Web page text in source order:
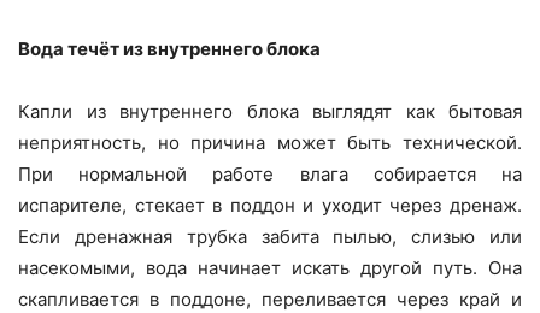
Вода течёт из внутреннего блока
Капли из внутреннего блока выглядят как бытовая
неприятность, но причина может быть технической.
При нормальной работе влага собирается на
испарителе, стекает в поддон и уходит через дренаж.
Если дренажная трубка забита пылью, слизью или
насекомыми, вода начинает искать другой путь. Она
скапливается в поддоне, переливается через край и